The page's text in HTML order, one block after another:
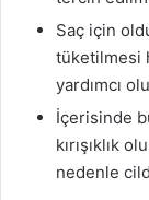
Saç için
tüketilmesi
yardımcı
İçerisinde
kırışıklık
nedenle